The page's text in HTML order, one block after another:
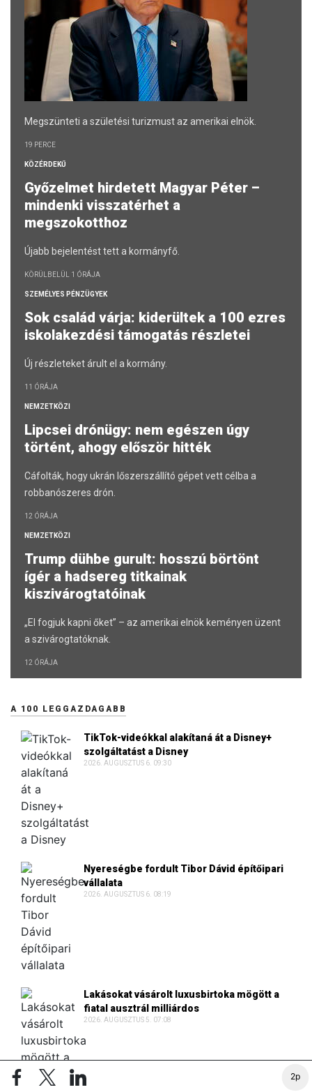
2p
Megszünteti a születési turizmust az amerikai elnök.
19 PERCE
KÖZÉRDEKŰ
Győzelmet hirdetett Magyar Péter –
mindenki visszatérhet a
megszokotthoz
Újabb bejelentést tett a kormányfő.
KÖRÜLBELÜL 1 ÓRÁJA
SZEMÉLYES PÉNZÜGYEK
Sok család várja: kiderültek a 100 ezres
iskolakezdési támogatás részletei
Új részleteket árult el a kormány.
11 ÓRÁJA
NEMZETKÖZI
Lipcsei drónügy: nem egészen úgy
történt, ahogy először hitték
Cáfolták, hogy ukrán lőszerszállító gépet vett célba a
robbanószeres drón.
12 ÓRÁJA
NEMZETKÖZI
Trump dühbe gurult: hosszú börtönt
ígér a hadsereg titkainak
kiszivárogtatóinak
„El fogjuk kapni őket” – az amerikai elnök keményen üzent
a szivárogtatóknak.
12 ÓRÁJA
A 100 LEGGAZDAGABB
TikTok-videókkal alakítaná át a Disney+
szolgáltatást a Disney
2026. AUGUSZTUS 6. 09:30
Nyereségbe fordult Tibor Dávid építőipari
vállalata
2026. AUGUSZTUS 6. 08:19
Lakásokat vásárolt luxusbirtoka mögött a
fiatal ausztrál milliárdos
2026. AUGUSZTUS 5. 07:08